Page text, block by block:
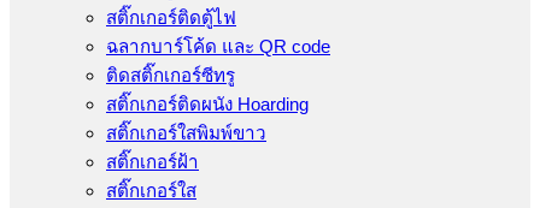
สติ๊กเกอร์ติดตู้ไฟ
ฉลากบาร์โค้ด และ QR code
ติดสติ๊กเกอร์ซีทรู
สติ๊กเกอร์ติดผนัง Hoarding
สติ๊กเกอร์ใสพิมพ์ขาว
สติ๊กเกอร์ฝ้า
สติ๊กเกอร์ใส